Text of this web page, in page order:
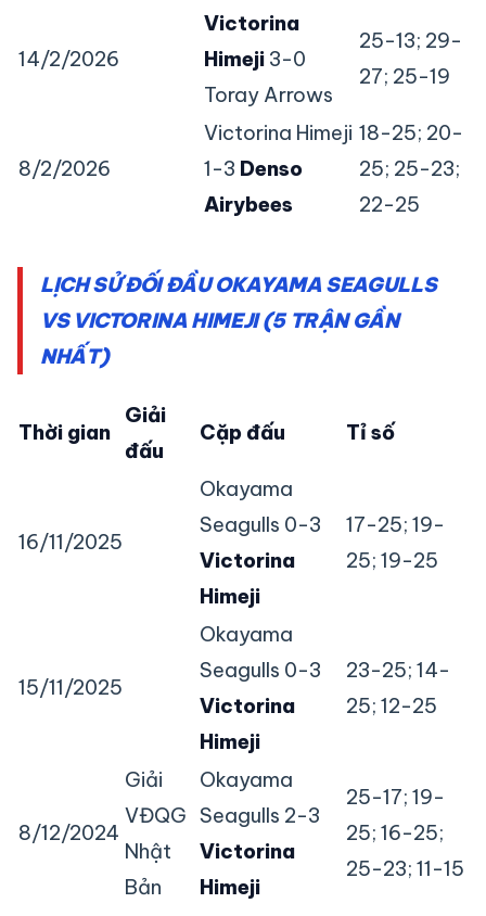
14/2/2026
Victorina
Himeji 3-0
Toray Arrows
25-13; 29-
27; 25-19
8/2/2026
Victorina Himeji
1-3 Denso
Airybees
18-25; 20-
25; 25-23;
22-25
LỊCH SỬ ĐỐI ĐẦU OKAYAMA SEAGULLS
VS VICTORINA HIMEJI (5 TRẬN GẦN
NHẤT)
Thời gian
Giải
đấu
Cặp đấu Tỉ số
16/11/2025
Giải
VĐQG
Nhật
Bản
Okayama
Seagulls 0-3
Victorina
Himeji
17-25; 19-
25; 19-25
15/11/2025
Okayama
Seagulls 0-3
Victorina
Himeji
23-25; 14-
25; 12-25
8/12/2024
Okayama
Seagulls 2-3
Victorina
Himeji
25-17; 19-
25; 16-25;
25-23; 11-15